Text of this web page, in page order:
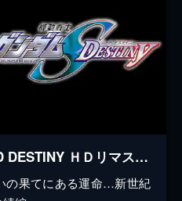
機動戦士ガンダムSEED DESTINY ＨＤリマスター
の果てにある運命…新世紀